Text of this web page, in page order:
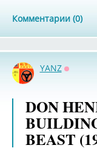
Комментарии (0)
YANZ
DON
BEAST